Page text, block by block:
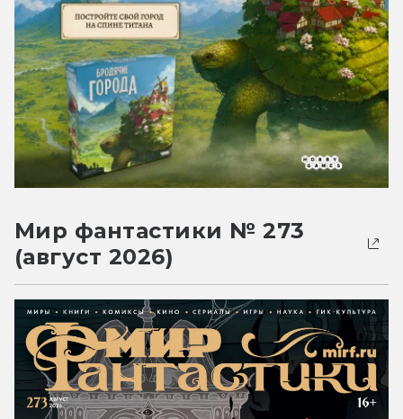
Мир фантастики № 273
(август 2026)